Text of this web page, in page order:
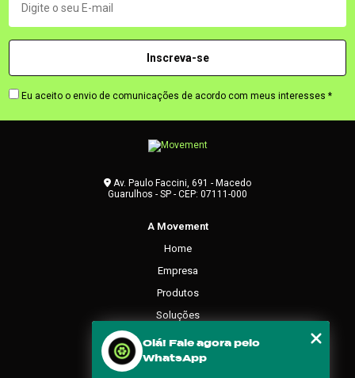
Eu aceito o envio de comunicações de acordo com meus interesses *
Av. Paulo Faccini, 691 - Macedo
Guarulhos - SP - CEP: 07111-000
A Movement
Home
Empresa
Produtos
Soluções
Contato
Categorias
Olá! Fale agora pelo
WhatsApp